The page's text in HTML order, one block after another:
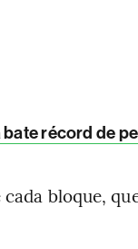
récord de
bloque,